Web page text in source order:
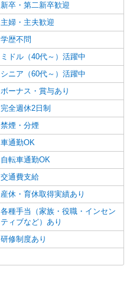
新卒・第二新卒歓迎
主婦・主夫歓迎
学歴不問
ミドル（40代～）活躍中
シニア（60代～）活躍中
ボーナス・賞与あり
完全週休2日制
禁煙・分煙
車通勤OK
自転車通勤OK
交通費支給
産休・育休取得実績あり
各種手当（家族・役職・インセン
ティブなど）あり
研修制度あり